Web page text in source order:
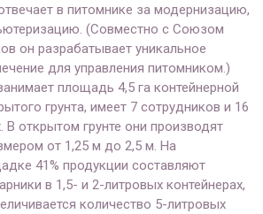
в питомнике за модернизацию,
(Совместно с Союзом
он разрабатывает уникальное
для управления питомником.)
площадь 4,5 га контейнерной
грунта, имеет 7 сотрудников и 16
В открытом грунте они производят
от 1,25 м до 2,5 м. На
41% продукции составляют
в 1,5- и 2-литровых контейнерах,
количество 5-литровых